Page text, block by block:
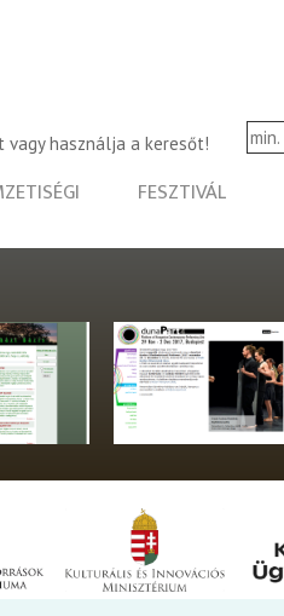
használja a keresőt!
FESZTIVÁL